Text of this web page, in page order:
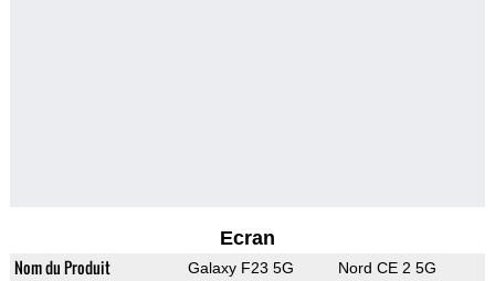
Ecran
Nom du Produit Galaxy F23 5G Nord CE 2 5G